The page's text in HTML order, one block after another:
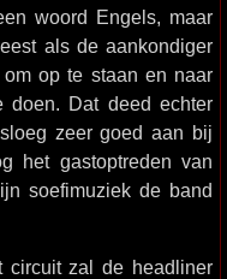
woord Engels, maar
als de aankondiger
op te staan en naar
Dat deed echter
zeer goed aan bij
het gastoptreden van
soefimuziek de band
zal de headliner